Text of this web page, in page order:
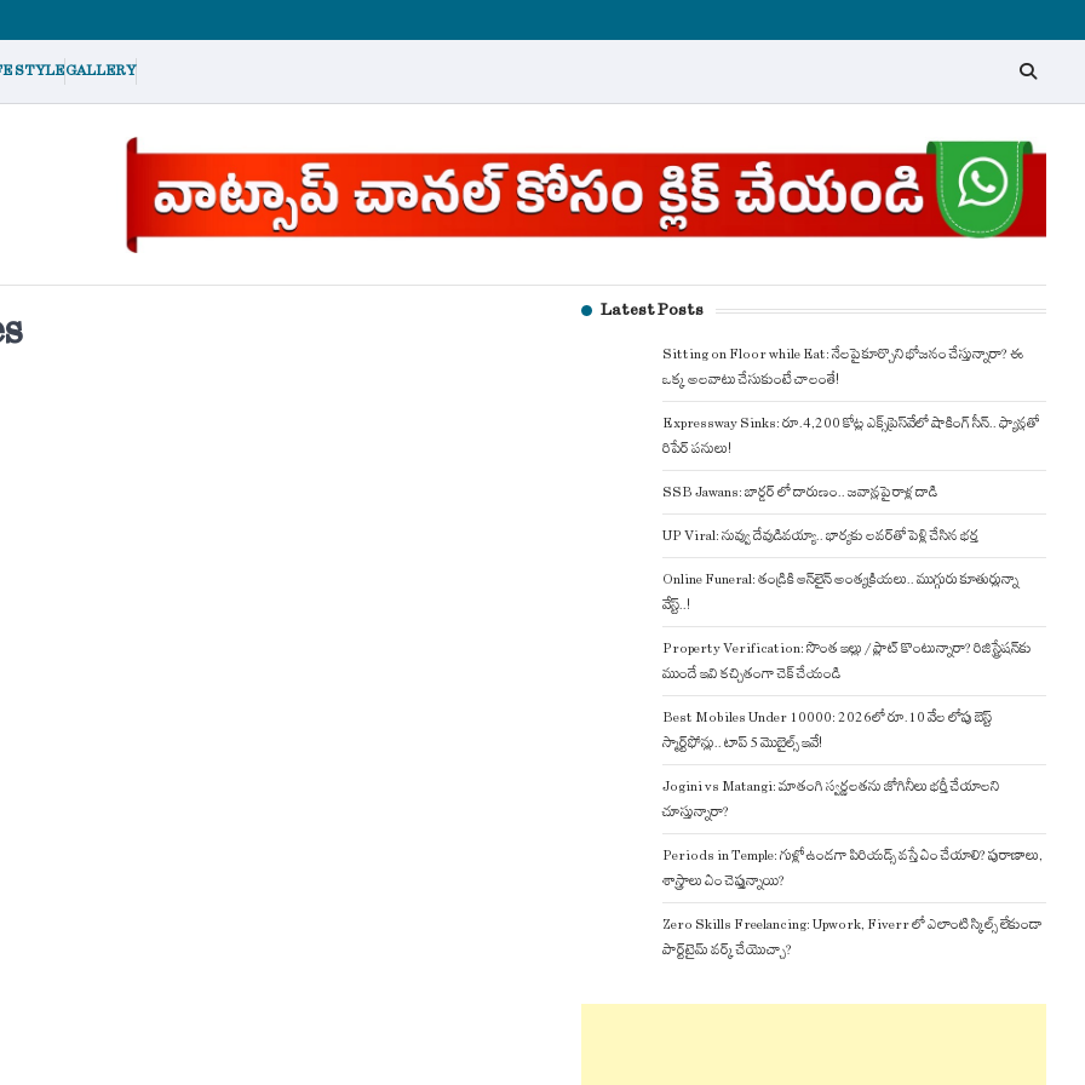
STYLEGALLERY
Latest Posts
Sitting on Floor while Eat: నేలపై కూర్చొని భోజనం చేస్తున్నారా? ఈ
ఒక్క అలవాటు చేసుకుంటే చాలంతే!
Expressway Sinks: రూ.4,200 కోట్ల ఎక్స్‌ప్రెస్‌వేలో షాకింగ్ సీన్.. ఫ్యాన్లతో
రిపేర్ పనులు!
SSB Jawans: బార్డర్ లో దారుణం.. జవాన్లపై రాళ్ల దాడి
UP Viral: నువ్వు దేవుడివయ్యా.. భార్యకు లవర్‌తో పెళ్లి చేసిన భర్త
Online Funeral: తండ్రికి ఆన్‌లైన్ అంత్యక్రియలు.. ముగ్గురు కూతుర్లున్నా
వేస్ట్..!
Property Verification: సొంత ఇల్లు / ప్లాట్ కొంటున్నారా? రిజిస్ట్రేషన్‌కు
ముందే ఇవి కచ్చితంగా చెక్ చేయండి
Best Mobiles Under 10000: 2026లో రూ.10 వేల లోపు బెస్ట్
స్మార్ట్‌ఫోన్లు.. టాప్ 5 మొబైల్స్ ఇవే!
Jogini vs Matangi: మాతంగి స్వర్ణలతను జోగినీలు భర్తీ చేయాలని
చూస్తున్నారా?
Periods in Temple: గుళ్లో ఉండగా పిరియడ్స్ వస్తే ఏం చేయాలి? పురాణాలు,
శాస్త్రాలు ఏం చెప్తున్నాయి?
Zero Skills Freelancing: Upwork, Fiverr లో ఎలాంటి స్కిల్స్ లేకుండా
పార్ట్‌టైమ్ వర్క్ చేయొచ్చా?